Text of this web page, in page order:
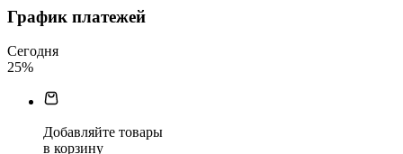
График платежей
Сегодня
25%
Добавляйте товары
в корзину